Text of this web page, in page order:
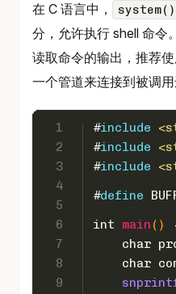
在 C 语言中，
system()
分，允许执行 shell 命令
读取命令的输出，推荐
一个管道来连接到被调用
1
2
3
4
5
6
7
8
9
#include
#include
#include
#define
int
main ()
char
char